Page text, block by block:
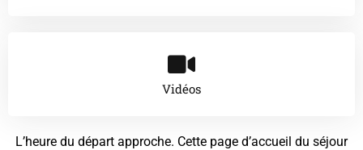
Vidéos
L’heure du départ approche. Cette page d’accueil du séjour